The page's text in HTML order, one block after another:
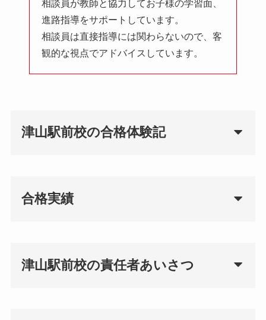
相談員が教師と協力してお子様の学習面、
進路指導をサポートしています。
相談員は直接指導には関わらないので、客
観的な視点でアドバイスしています。
津山駅前校の合格体験記
合格実績
津山駅前校の責任者あいさつ